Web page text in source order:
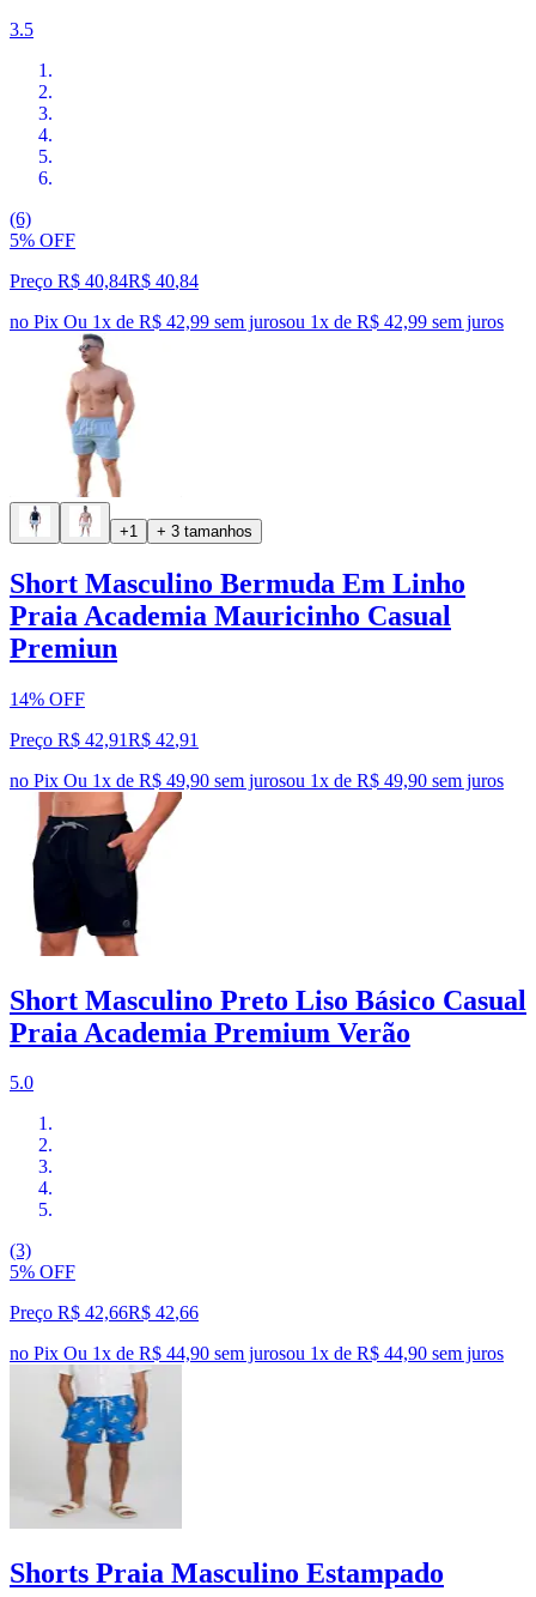
3.5
(6)
5% OFF
Preço R$ 40,84R$ 40,84
no Pix Ou 1x de R$ 42,99 sem jurosou 1x de R$ 42,99 sem juros
+1 + 3 tamanhos
Short Masculino Bermuda Em Linho
Praia Academia Mauricinho Casual
Premiun
14% OFF
Preço R$ 42,91R$ 42,91
no Pix Ou 1x de R$ 49,90 sem jurosou 1x de R$ 49,90 sem juros
Short Masculino Preto Liso Básico Casual
Praia Academia Premium Verão
5.0
(3)
5% OFF
Preço R$ 42,66R$ 42,66
no Pix Ou 1x de R$ 44,90 sem jurosou 1x de R$ 44,90 sem juros
Shorts Praia Masculino Estampado